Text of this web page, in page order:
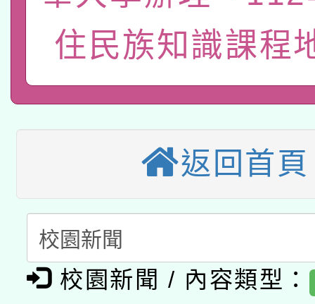
案。
招)
暨閱讀推動專業研習
科技賦能─人工智慧
礎課程
本校115學年度第1次
第3次招考甄選結果公
本校115學年度第2次
次招考甄選結果公告(
有關原住民族委員會
公告之原住民族歲時祭
一案。
兒童少年暑期犯罪預防
答一案
有關本府115年70歲以
人員健康講座「吃得安
本校115學年度第2次
住民族知識課程
返回首頁
校園新聞 / 內容類型：